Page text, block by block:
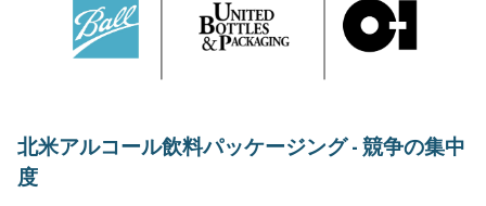
北米アルコール飲料パッケージング - 競争の集中
度